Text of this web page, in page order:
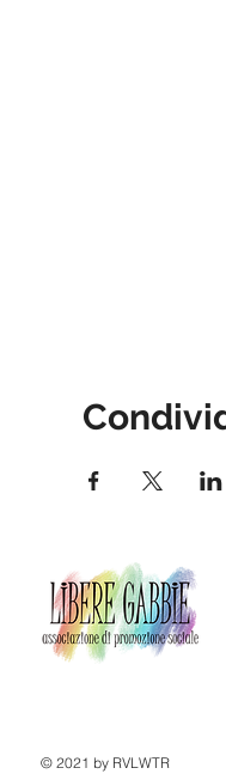
© 2021 by RVLWTR